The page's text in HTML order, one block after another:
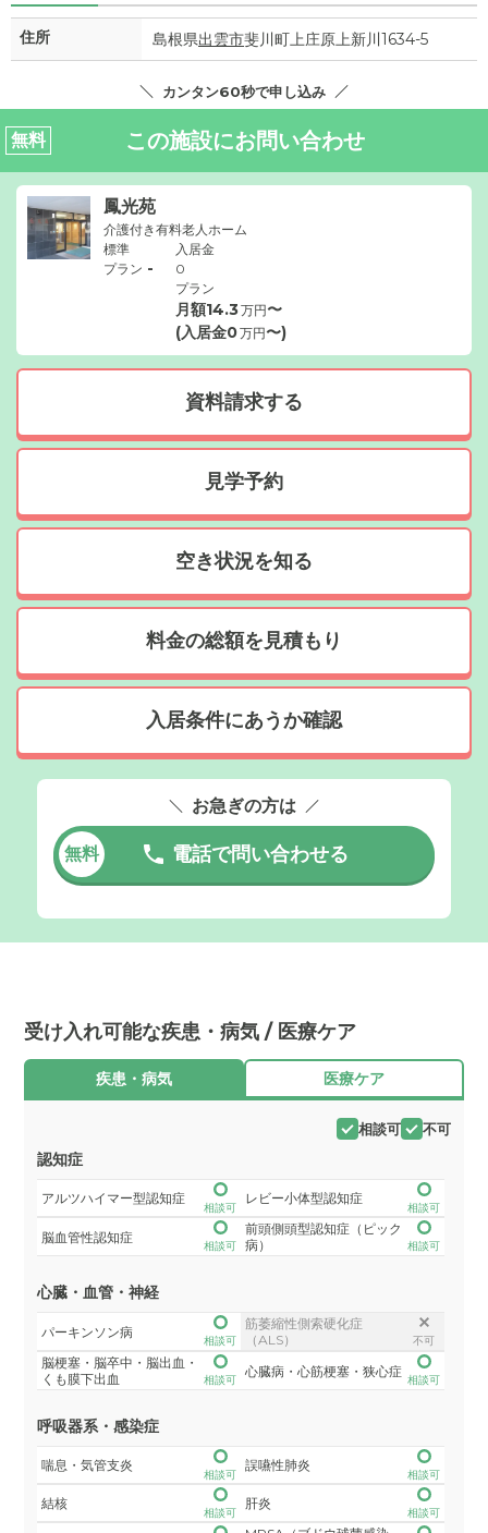
住所 島根県出雲市斐川町上庄原上新川1634-5
カンタン60秒で申し込み
無料 この施設にお問い合わせ
鳳光苑
介護付き有料老人ホーム
標準
プラン -
入居金
0
プラン
月額14.3万円〜
(入居金0万円〜)
資料請求する
見学予約
空き状況を知る
料金の総額を見積もり
入居条件にあうか確認
お急ぎの方は
無料 電話で問い合わせる
受け入れ可能な疾患・病気 / 医療ケア
疾患・病気 医療ケア
相談可 不可
認知症
アルツハイマー型認知症
相談可
レビー小体型認知症
相談可
脳血管性認知症
相談可
前頭側頭型認知症（ピック
病）
相談可
心臓・血管・神経
パーキンソン病
相談可
筋萎縮性側索硬化症
（ALS）
不可
脳梗塞・脳卒中・脳出血・
くも膜下出血
相談可
心臓病・心筋梗塞・狭心症
相談可
呼吸器系・感染症
喘息・気管支炎
相談可
誤嚥性肺炎
相談可
結核
相談可
肝炎
相談可